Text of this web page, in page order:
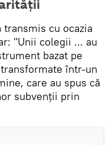
cu ocazia
"Unii colegii ... au
bazat pe
într-un
care au spus că
subvenţii prin